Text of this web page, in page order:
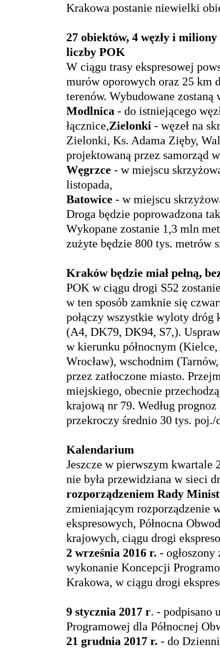
Krakowa postanie niewielki
27 obiektów, 4 węzły i
liczby POK
W ciągu trasy ekspresowej
murów oporowych oraz 25 km
terenów. Wybudowane zostaną
Modlnica - do istniejącego
łącznice,Zielonki - węzeł na
Zielonki, Ks. Adama Zięby,
projektowaną przez samorząd
Węgrzce - w miejscu
listopada,
Batowice - w miejscu
Droga będzie poprowadzona
Wykopane zostanie 1,3 mln
zużyte będzie 800 tys. metrów
Kraków będzie miał pełną,
POK w ciągu drogi S52
w ten sposób zamknie się
połączy wszystkie wyloty dróg
(A4, DK79, DK94, S7,).
w kierunku północnym
Wrocław), wschodnim
przez zatłoczone miasto.
miejskiego, obecnie
krajową nr 79. Według
przekroczy średnio 30 tys.
Kalendarium
Jeszcze w pierwszym kwartale
nie była przewidziana w sieci
rozporządzeniem Rady
zmieniającym rozporządzenie
ekspresowych, Północna
krajowych, ciągu drogi
2 września 2016 r. - ogłoszony
wykonanie Koncepcji
Krakowa, w ciągu drogi
9 stycznia 2017 r. - podpisano
Programowej dla Północnej
21 grudnia 2017 r. - do